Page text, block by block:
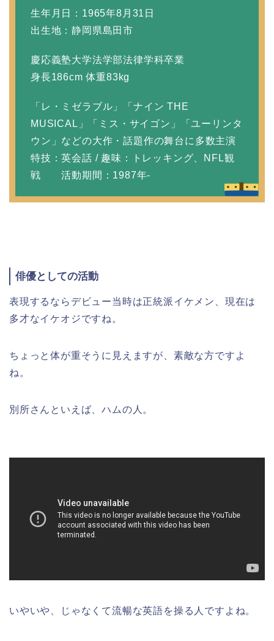
生年月日：1965年8月31日
出生地：静岡県島田市
慶応義塾大学法学部法律学科卒業
身長186cm 体重83kg
「レ・ミゼラブル」「ナイン THE
MUSICAL」「ミス・サイゴン」「ユーリンタ
ウン」などの大作・話題作の舞台に多数主演
特技：英会話 / 趣味：トレッキング、NFL観
戦 活動期間：1987年-
俳優としての活動
表現するならデビュー当時は正統派イケメン、現在は
多才なイケオジですね。
ちょっと体が重そうに見えますが、素敵な方ですよ
ね。
別所さんといえば、ハムの人。
いやいや、じゃなくて流暢な英語を操る人ですよね。